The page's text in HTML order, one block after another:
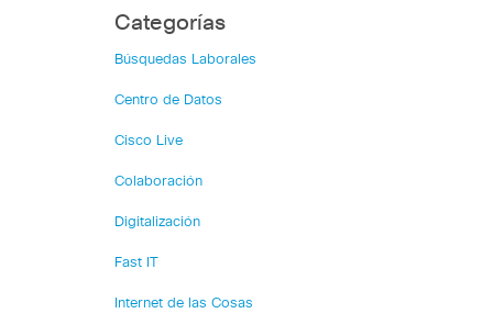
Categorías
Búsquedas Laborales
Centro de Datos
Cisco Live
Colaboración
Digitalización
Fast IT
Internet de las Cosas